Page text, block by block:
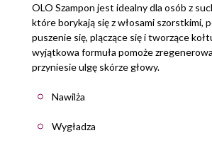
OLO Szampon jest idealny dla osób z
które borykają się z włosami szorstkimi,
puszenie się, plączące się i tworzące
wyjątkowa formuła pomoże
przyniesie ulgę skórze głowy.
Nawilża
Wygładza